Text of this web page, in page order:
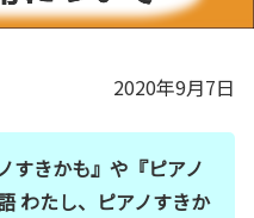
2020年9月7日
すきかも』や『ピアノ
わたし、ピアノすきか